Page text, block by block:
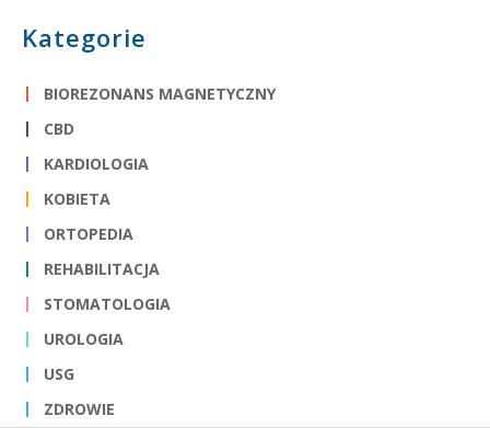
Kategorie
BIOREZONANS MAGNETYCZNY
CBD
KARDIOLOGIA
KOBIETA
ORTOPEDIA
REHABILITACJA
STOMATOLOGIA
UROLOGIA
USG
ZDROWIE